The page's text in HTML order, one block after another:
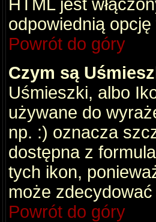
HTML jest
odpowiednią
Powrót do góry
Czym są
Uśmieszki, albo
używane do
np. :) oznacza
dostępna z
tych ikon,
może
Powrót do góry